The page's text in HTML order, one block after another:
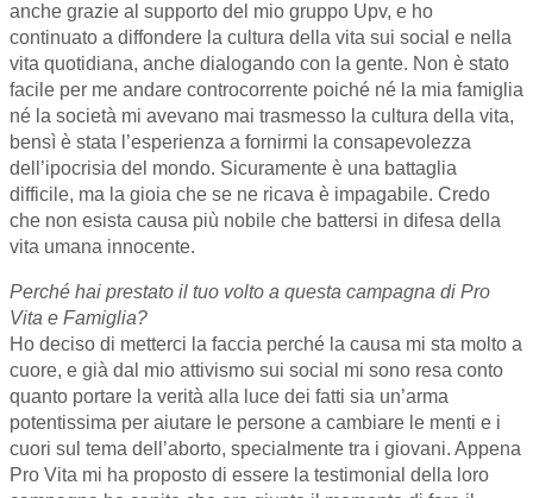
anche grazie al supporto del mio gruppo Upv, e ho
continuato a diffondere la cultura della vita sui social e nella
vita quotidiana, anche dialogando con la gente. Non è stato
facile per me andare controcorrente poiché né la mia famiglia
né la società mi avevano mai trasmesso la cultura della vita,
bensì è stata l’esperienza a fornirmi la consapevolezza
dell’ipocrisia del mondo. Sicuramente è una battaglia
difficile, ma la gioia che se ne ricava è impagabile. Credo
che non esista causa più nobile che battersi in difesa della
vita umana innocente.
Perché hai prestato il tuo volto a questa campagna di Pro
Vita e Famiglia?
Ho deciso di metterci la faccia perché la causa mi sta molto a
cuore, e già dal mio attivismo sui social mi sono resa conto
quanto portare la verità alla luce dei fatti sia un’arma
potentissima per aiutare le persone a cambiare le menti e i
cuori sul tema dell’aborto, specialmente tra i giovani. Appena
Pro Vita mi ha proposto di essere la testimonial della loro